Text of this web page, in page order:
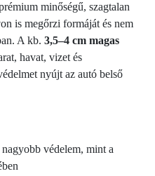
minőségű, szagtalan
is megőrzi formáját és nem
A kb. 3,5–4 cm magas
havat, vizet és
nyújt az autó belső
nagyobb védelem, mint a